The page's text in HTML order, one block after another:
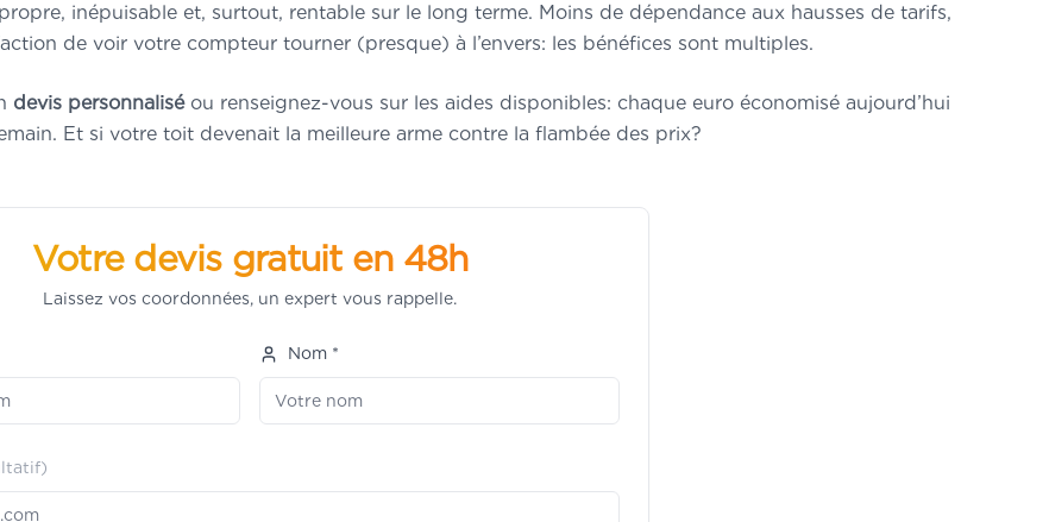
inépuisable et, surtout, rentable sur le long terme. Moins de dépendance aux hausses de tarifs,
de voir votre compteur tourner (presque) à l’envers: les bénéfices sont multiples.
devis personnaliséou renseignez-vous sur les aides disponibles: chaque euro économisé aujourd’hui
Et si votre toit devenait la meilleure arme contre la flambée des prix?
Votre devis gratuit en 48h
Laissez vos coordonnées, un expert vous rappelle.
Nom *